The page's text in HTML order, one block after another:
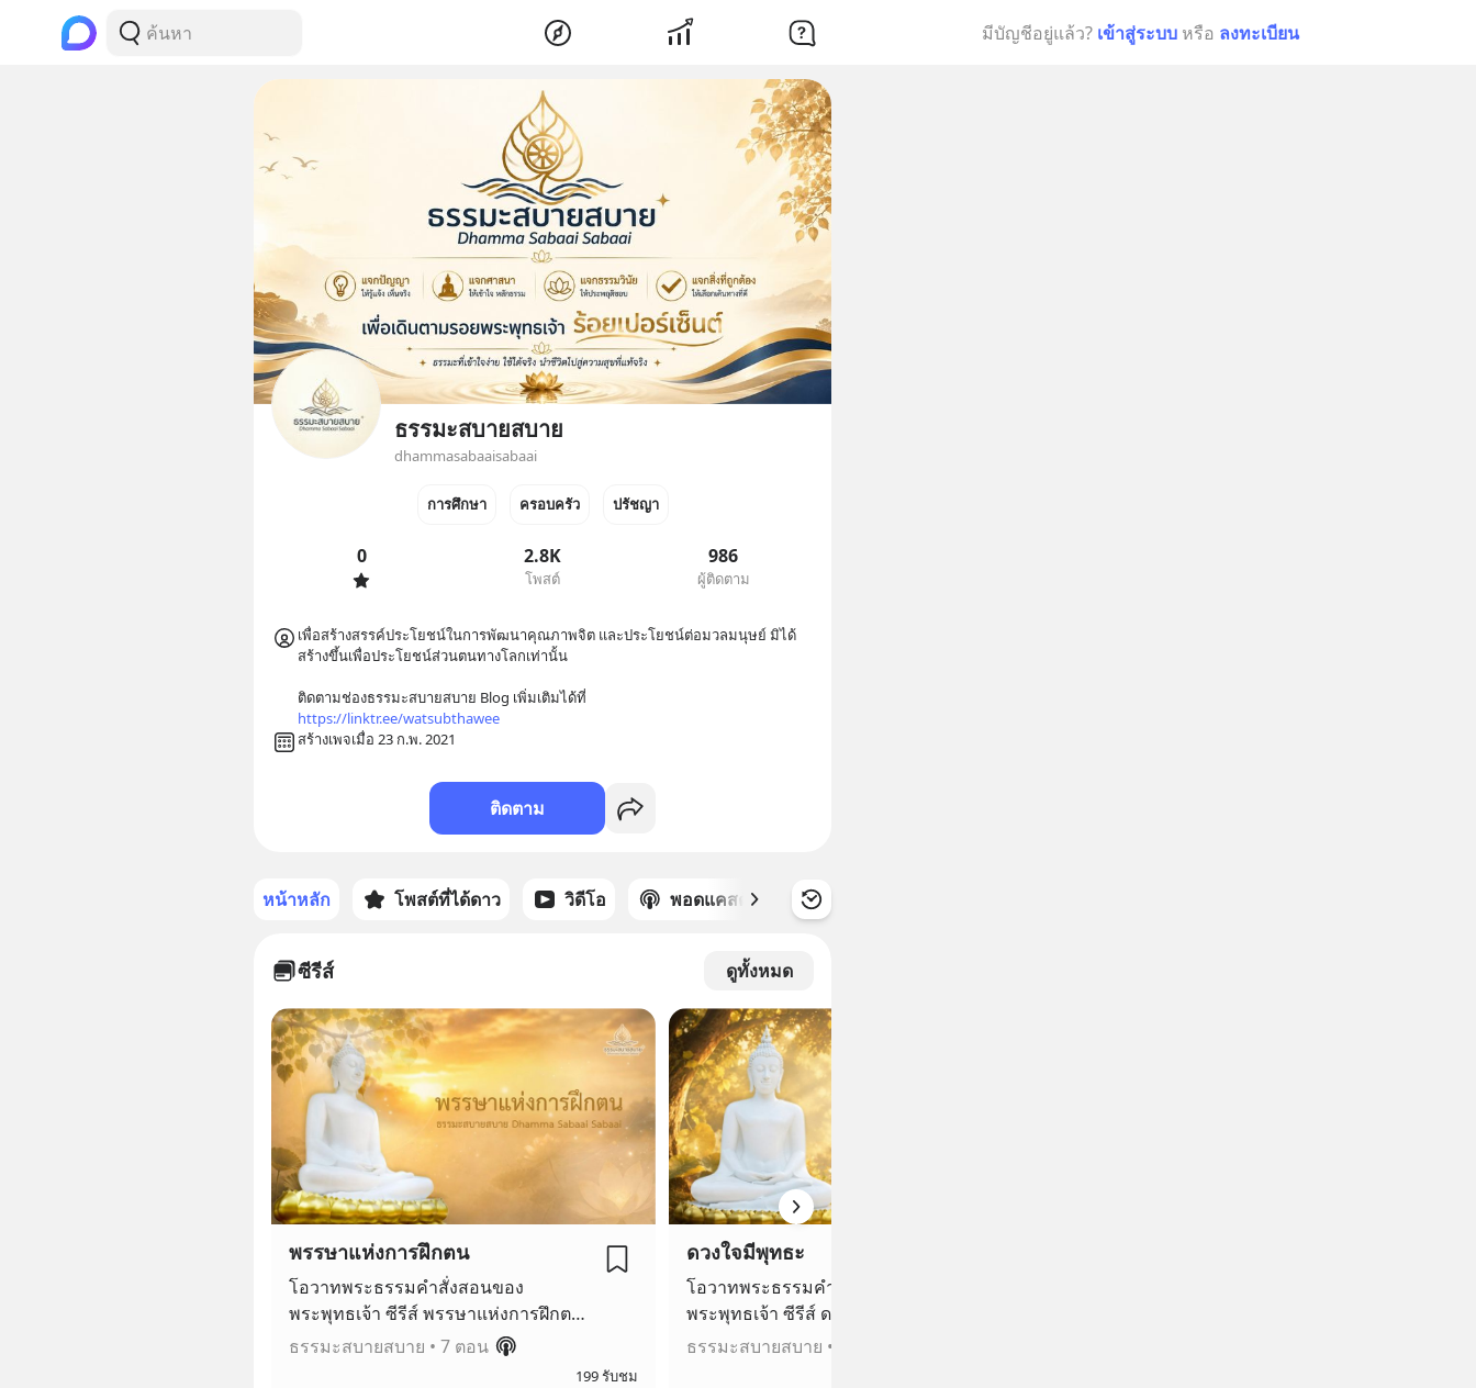
มีบัญชีอยู่แล้ว? เข้าสู่ระบบ หรือ ลงทะเบียน
ธรรมะสบายสบาย
dhammasabaaisabaai
การศึกษา ครอบครัว ปรัชญา
0 2.8K
โพสต์
986
ผู้ติดตาม
เพื่อสร้างสรรค์ประโยชน์ในการพัฒนาคุณภาพ​จิต​ และประโยชน์ต่อมวลมนุษย์ มิได้
สร้างขึ้นเพื่อประโยชน์ส่วนตนทางโลกเท่านั้น
https://linktr.ee/watsubthawee
สร้างเพจเมื่อ 23 ก.พ. 2021
ติดตาม
หน้าหลัก โพสต์ที่ได้ดาว วิดีโอ พอดแคสต์ ซีรีส์
ซีรีส์ ดูทั้งหมด
พรรษาแห่งการฝึกตน
โอวาทพระธรรมคำสั่งสอนของ
พระพุทธเจ้า ซีรีส์ พรรษาแห่งการฝึกตน
📌 Youtube
https://www.youtube.com/playlist?
ธรรมะสบายสบาย • 7 ตอน
199 รับชม
ดวงใจมีพุทธะ
โอวาทพระธรรมคำสั่งสอนของ
พระพุทธเจ้า ซีรีส์ ดวงใจมีพุทธ 📌
Youtube
ธรรมะสบายสบาย •